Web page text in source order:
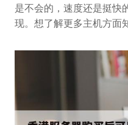
是不会的，速度还是挺快
现。想了解更多主机方面